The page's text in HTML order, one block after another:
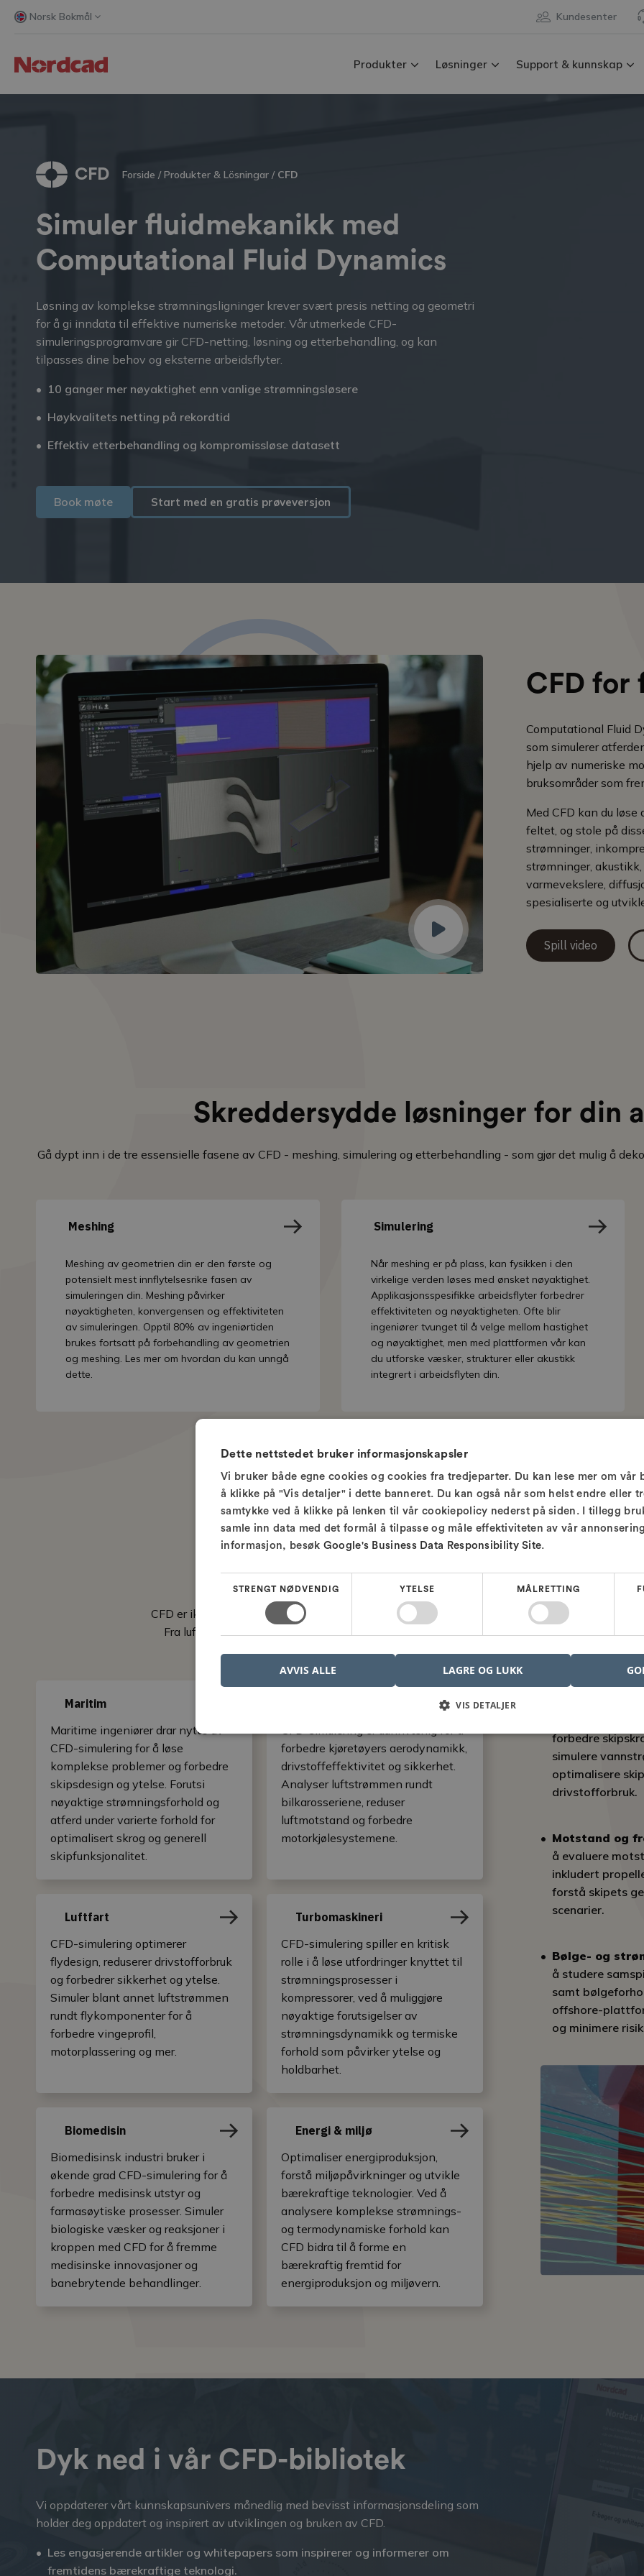
Norsk Bokmål Kundesenter
Produkter Løsninger Support & kunnskap
CFD Forside /Produkter & Lösningar / CFD
Simuler fluidmekanikk med
Computational Fluid Dynamics
Løsning av komplekse strømningsligninger krever svært presis netting og geometri
for å gi inndata til effektive numeriske metoder. Vår utmerkede CFD-
simuleringsprogramvare gir CFD-netting, løsning og etterbehandling, og kan
tilpasses dine behov og eksterne arbeidsflyter.
10 ganger mer nøyaktighet enn vanlige strømningsløsere
Høykvalitets netting på rekordtid
Effektiv etterbehandling og kompromissløse datasett
Book møte Start med en gratis prøveversjon
CFD for
Computational Fluid
som simulerer
hjelp av numeriske
bruksområder som
Med CFD kan du
feltet, og stole på
strømninger,
strømninger,
varmevekslere,
spesialiserte og
Spill video
Skreddersydde løsninger for din
Gå dypt inn i de tre essensielle fasene av CFD - meshing, simulering og etterbehandling - som gjør det mulig å
Meshing
Meshing av geometrien din er den første og
potensielt mest innflytelsesrike fasen av
simuleringen din. Meshing påvirker
nøyaktigheten, konvergensen og effektiviteten
av simuleringen. Opptil 80% av ingeniørtiden
brukes fortsatt på forbehandling av geometrien
og meshing. Les mer om hvordan du kan unngå
dette.
Simulering
Når meshing er på plass, kan fysikken i den
virkelige verden løses med ønsket nøyaktighet.
Applikasjonsspesifikke arbeidsflyter forbedrer
effektiviteten og nøyaktigheten. Ofte blir
ingeniører tvunget til å velge mellom hastighet
og nøyaktighet, men med plattformen vår kan
du utforske væsker, strukturer eller akustikk
integrert i arbeidsflyten din.
CFD i aksjon på tvers av
CFD er ikke begrenset til én enkelt bransje; det er en allsidig disiplin innenfor flerfysikk som
Fra luft- og romfart til bilindustri, maritimt område til energi, spiller CFD en avgjørende rolle
Maritim
Maritime ingeniører drar nytte av
CFD-simulering for å løse
komplekse problemer og forbedre
skipsdesign og ytelse. Forutsi
nøyaktige strømningsforhold og
atferd under varierte forhold for
optimalisert skrog og generell
skipfunksjonalitet.
CFD-simulering er uunnværlig for å
forbedre kjøretøyers aerodynamikk,
drivstoffeffektivitet og sikkerhet.
Analyser luftstrømmen rundt
bilkarosseriene, reduser
luftmotstand og forbedre
motorkjølesystemene.
Luftfart
CFD-simulering optimerer
flydesign, reduserer drivstofforbruk
og forbedrer sikkerhet og ytelse.
Simuler blant annet luftstrømmen
rundt flykomponenter for å
forbedre vingeprofil,
motorplassering og mer.
Turbomaskineri
CFD-simulering spiller en kritisk
rolle i å løse utfordringer knyttet til
strømningsprosesser i
kompressorer, ved å muliggjøre
nøyaktige forutsigelser av
strømningsdynamikk og termiske
forhold som påvirker ytelse og
holdbarhet.
Biomedisin
Biomedisinsk industri bruker i
økende grad CFD-simulering for å
forbedre medisinsk utstyr og
farmasøytiske prosesser. Simuler
biologiske væsker og reaksjoner i
kroppen med CFD for å fremme
medisinske innovasjoner og
banebrytende behandlinger.
Energi & miljø
Optimaliser energiproduksjon,
forstå miljøpåvirkninger og utvikle
bærekraftige teknologier. Ved å
analysere komplekse strømnings-
og termodynamiske forhold kan
CFD bidra til å forme en
bærekraftig fremtid for
energiproduksjon og miljøvern.
forbedre
simulere
optimalisere
drivstofforbruk.
Motstand og
å evaluere
inkludert
forstå skipets
scenarier.
Bølge- og
å studere
samt
offshore-
og minimere
Dyk ned i vår CFD-bibliotek
Vi oppdaterer vårt kunnskapsunivers månedlig med bevisst informasjonsdeling som
holder deg oppdatert og inspirert av utviklingen og bruken av CFD.
Les engasjerende artikler og whitepapers som inspirerer og informerer om
fremtidens bærekraftige teknologi.
Dette nettstedet bruker informasjonskapsler
Vi bruker både egne cookies og cookies fra tredjeparter. Du kan lese mer om vår
å klikke på "Vis detaljer" i dette banneret. Du kan også når som helst endre eller
samtykke ved å klikke på lenken til vår cookiepolicy nederst på siden. I tillegg
samle inn data med det formål å tilpasse og måle effektiviteten av vår
informasjon, besøk Google's Business Data Responsibility Site.
STRENGT NØDVENDIG YTELSE MÅLRETTING
LAGRE OG LUKK
AVVIS ALLE
VIS DETALJER